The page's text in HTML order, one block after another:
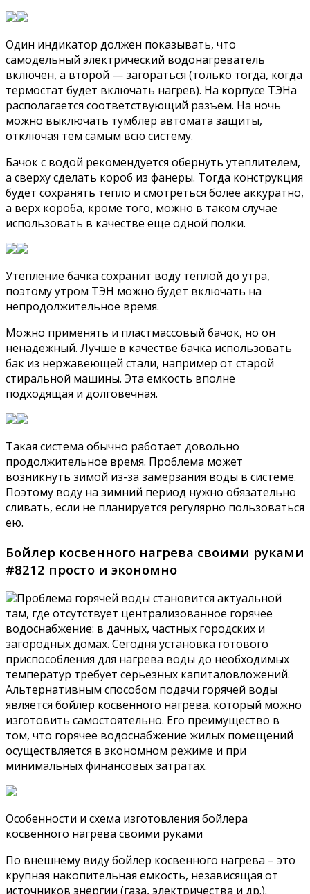
Один индикатор должен показывать, что
самодельный электрический водонагреватель
включен, а второй — загораться (только тогда, когда
термостат будет включать нагрев). На корпусе ТЭНа
располагается соответствующий разъем. На ночь
можно выключать тумблер автомата защиты,
отключая тем самым всю систему.
Бачок с водой рекомендуется обернуть утеплителем,
а сверху сделать короб из фанеры. Тогда конструкция
будет сохранять тепло и смотреться более аккуратно,
а верх короба, кроме того, можно в таком случае
использовать в качестве еще одной полки.
Утепление бачка сохранит воду теплой до утра,
поэтому утром ТЭН можно будет включать на
непродолжительное время.
Можно применять и пластмассовый бачок, но он
ненадежный. Лучше в качестве бачка использовать
бак из нержавеющей стали, например от старой
стиральной машины. Эта емкость вполне
подходящая и долговечная.
Такая система обычно работает довольно
продолжительное время. Проблема может
возникнуть зимой из-за замерзания воды в системе.
Поэтому воду на зимний период нужно обязательно
сливать, если не планируется регулярно пользоваться
ею.
Бойлер косвенного нагрева своими руками
#8212 просто и экономно
Проблема горячей воды становится актуальной
там, где отсутствует централизованное горячее
водоснабжение: в дачных, частных городских и
загородных домах. Сегодня установка готового
приспособления для нагрева воды до необходимых
температур требует серьезных капиталовложений.
Альтернативным способом подачи горячей воды
является бойлер косвенного нагрева. который можно
изготовить самостоятельно. Его преимущество в
том, что горячее водоснабжение жилых помещений
осуществляется в экономном режиме и при
минимальных финансовых затратах.
Особенности и схема изготовления бойлера
косвенного нагрева своими руками
По внешнему виду бойлер косвенного нагрева – это
крупная накопительная емкость, независящая от
источников энергии (газа, электричества и др.).